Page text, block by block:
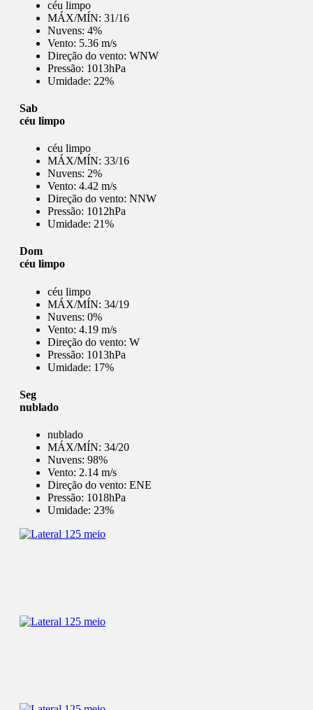
céu limpo
MÁX/MÍN: 31/16
Nuvens: 4%
Vento: 5.36 m/s
Direção do vento: WNW
Pressão: 1013hPa
Umidade: 22%
Sab
céu limpo
céu limpo
MÁX/MÍN: 33/16
Nuvens: 2%
Vento: 4.42 m/s
Direção do vento: NNW
Pressão: 1012hPa
Umidade: 21%
Dom
céu limpo
céu limpo
MÁX/MÍN: 34/19
Nuvens: 0%
Vento: 4.19 m/s
Direção do vento: W
Pressão: 1013hPa
Umidade: 17%
Seg
nublado
nublado
MÁX/MÍN: 34/20
Nuvens: 98%
Vento: 2.14 m/s
Direção do vento: ENE
Pressão: 1018hPa
Umidade: 23%